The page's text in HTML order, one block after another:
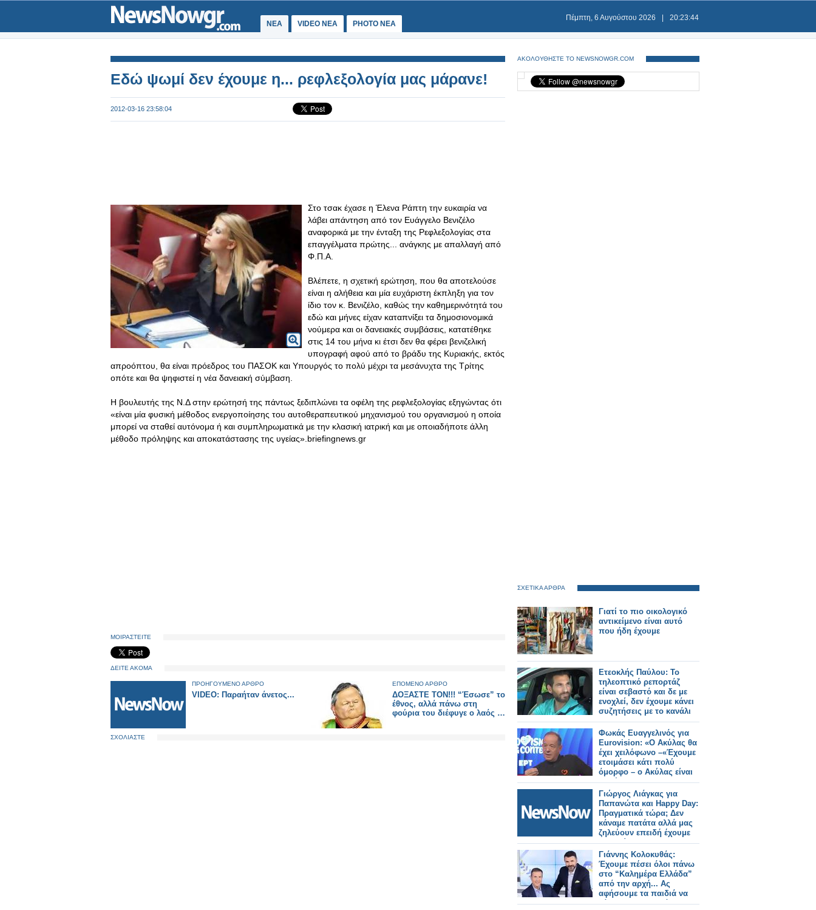
ΝΕΑ VIDEO NEA PHOTO NEA
Πέμπτη, 6 Αυγούστου 2026 20:23:44
Εδώ ψωμί δεν έχουμε η... ρεφλεξολογία μας μάρανε!
2012-03-16 23:58:04
Στο τσακ έχασε η Έλενα Ράπτη την ευκαιρία να
λάβει απάντηση από τον Ευάγγελο Βενιζέλο
αναφορικά με την ένταξη της Ρεφλεξολογίας στα
επαγγέλματα πρώτης... ανάγκης με απαλλαγή από
Φ.Π.Α.
Βλέπετε, η σχετική ερώτηση, που θα αποτελούσε
είναι η αλήθεια και μία ευχάριστη έκπληξη για τον
ίδιο τον κ. Βενιζέλο, καθώς την καθημερινότητά του
εδώ και μήνες είχαν καταπνίξει τα δημοσιονομικά
νούμερα και οι δανειακές συμβάσεις, κατατέθηκε
στις 14 του μήνα κι έτσι δεν θα φέρει βενιζελική
υπογραφή αφού από το βράδυ της Κυριακής, εκτός
απροόπτου, θα είναι πρόεδρος του ΠΑΣΟΚ και Υπουργός το πολύ μέχρι τα μεσάνυχτα της Τρίτης
οπότε και θα ψηφιστεί η νέα δανειακή σύμβαση.
Η βουλευτής της Ν.Δ στην ερώτησή της πάντως ξεδιπλώνει τα οφέλη της ρεφλεξολογίας εξηγώντας ότι
«είναι μία φυσική μέθοδος ενεργοποίησης του αυτοθεραπευτικού μηχανισμού του οργανισμού η οποία
μπορεί να σταθεί αυτόνομα ή και συμπληρωματικά με την κλασική ιατρική και με οποιαδήποτε άλλη
μέθοδο πρόληψης και αποκατάστασης της υγείας».briefingnews.gr
ΜΟΙΡΑΣΤΕΙΤΕ
ΔΕΙΤΕ ΑΚΟΜΑ
ΠΡΟΗΓΟΥΜΕΝΟ ΑΡΘΡΟ
VIDEO: Παραήταν άνετος...
ΕΠΟΜΕΝΟ ΑΡΘΡΟ
ΔΟΞΑΣΤΕ ΤΟΝ!!! “Έσωσε” το
έθνος, αλλά πάνω στη
φούρια του διέφυγε ο λαός …
ΣΧΟΛΙΑΣΤΕ
ΑΚΟΛΟΥΘΗΣΤΕ ΤΟ NEWSNOWGR.COM
ΣΧΕΤΙΚΑ ΑΡΘΡΑ
Γιατί το πιο οικολογικό
αντικείμενο είναι αυτό
που ήδη έχουμε
Ετεοκλής Παύλου: Το
τηλεοπτικό ρεπορτάζ
είναι σεβαστό και δε με
ενοχλεί, δεν έχουμε κάνει
συζητήσεις με το κανάλι
Φωκάς Ευαγγελινός για
Eurovision: «Ο Ακύλας θα
έχει χειλόφωνο –«Έχουμε
ετοιμάσει κάτι πολύ
όμορφο – ο Ακύλας είναι
πανέτοιμος»
Γιώργος Λιάγκας για
Παπανώτα και Happy Day:
Πραγματικά τώρα; Δεν
κάναμε πατάτα αλλά μας
ζηλεύουν επειδή έχουμε
επιτυχία»;
Γιάννης Κολοκυθάς:
Έχουμε πέσει όλοι πάνω
στο “Καλημέρα Ελλάδα”
από την αρχή... Ας
αφήσουμε τα παιδιά να
κάνουν τη δουλειά τους